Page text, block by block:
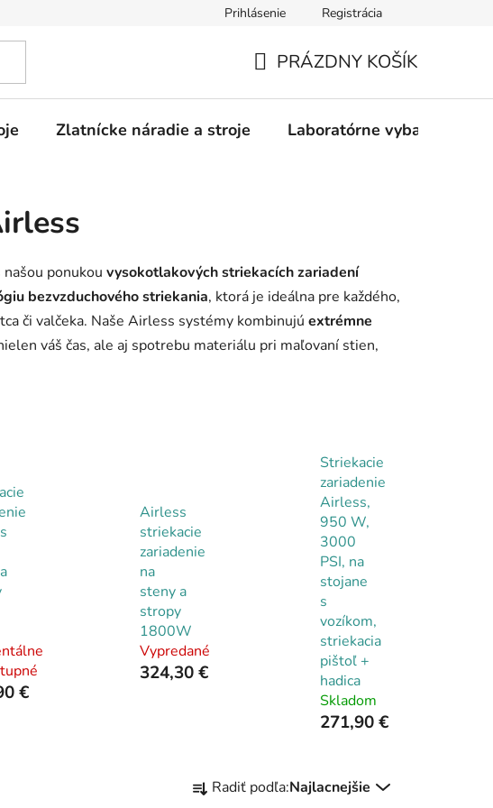
Prihlásenie Registrácia
KOŠÍK
PRÁZDNY KOŠÍK
Zlatnícke náradie a stroje Laboratórne vybavenie
ponukou vysokotlakových striekacích zariadení
bezvzduchového striekania, ktorá je ideálna pre každého,
či valčeka. Naše Airless systémy kombinujú extrémne
váš čas, ale aj spotrebu materiálu pri maľovaní stien,
€
Airless
striekacie
zariadenie
na
steny a
stropy
1800W
Vypredané
324,30 €
Striekacie
zariadenie
Airless,
950 W,
3000
PSI, na
stojane
s
vozíkom,
striekacia
pištoľ +
hadica
Skladom
271,90 €
a Radiť podľa:Najlacnejšie